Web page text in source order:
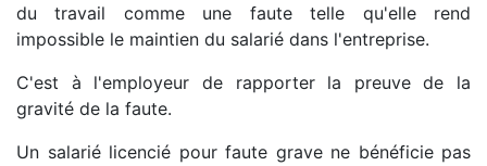
du travail comme une faute telle qu'elle rend
impossible le maintien du salarié dans l'entreprise.
C'est à l'employeur de rapporter la preuve de la
gravité de la faute.
Un salarié licencié pour faute grave ne bénéficie pas